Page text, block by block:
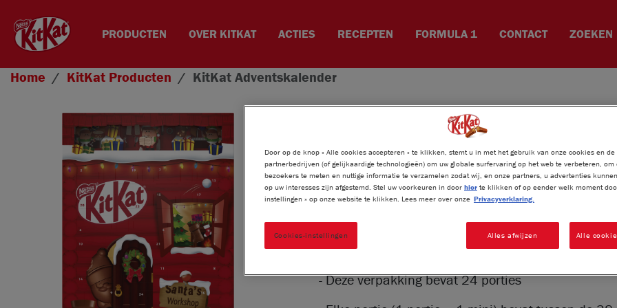
PRODUCTEN OVER KITKAT ACTIES RECEPTEN FORMULA 1 CONTACT ZOEKEN
Home KitKat Producten KitKat Adventskalender
NESTLÉ KITKAT Chocolade Adventskalender
figuren gemaakt van melk chocolade met een
krokante granen- en wafelstukjes. Have a break,
- Ideaal voor een verrassende break.
- Deze verpakking bevat 24 porties
Door op de knop « Alle cookies accepteren » te klikken, stemt u in met het gebruik van onze cookies en
partnerbedrijven (of gelijkaardige technologieën) om uw globale surfervaring op het web te verbeteren, om
bezoekers te meten en nuttige informatie te verzamelen zodat wij, en onze partners, u advertenties
op uw interesses zijn afgestemd. Stel uw voorkeuren in door hier te klikken of op eender welk moment
instellingen » op onze website te klikken. Lees meer over onze Privacyverklaring.
Alles afwijzen Alle
Cookies-instellingen